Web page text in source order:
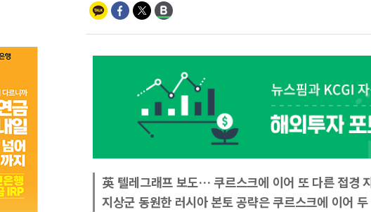
英 텔레그래프 보도… 쿠르스크에 이어 또 다른 접경
지상군 동원한 러시아 본토 공략은 쿠르스크에 이어 두